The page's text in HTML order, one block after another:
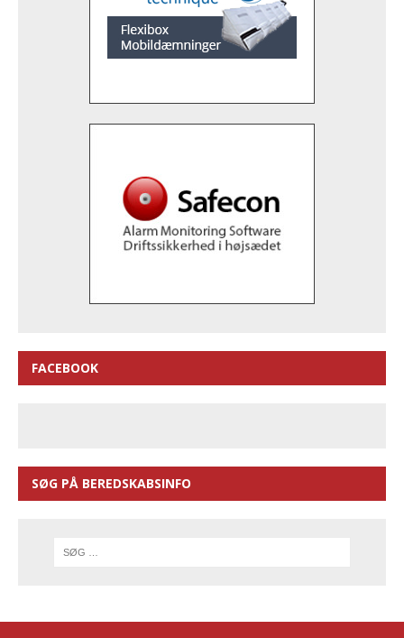
FACEBOOK
SØG PÅ BEREDSKABSINFO